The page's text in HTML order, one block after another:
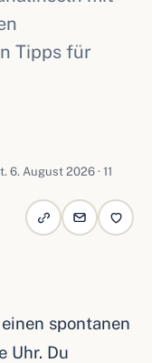
Tipps für
6. August 2026 · 11
spontanen
Uhr. Du